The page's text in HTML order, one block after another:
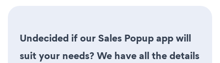
Undecided if our Sales Popup app will
suit your needs? We have all the details